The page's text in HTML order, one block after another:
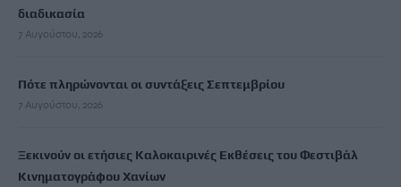
διαδικασία
7 Αυγούστου, 2026
Πότε πληρώνονται οι συντάξεις Σεπτεμβρίου
7 Αυγούστου, 2026
Ξεκινούν οι ετήσιες Καλοκαιρινές Εκθέσεις του Φεστιβάλ
Κινηματογράφου Χανίων